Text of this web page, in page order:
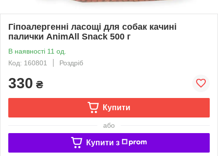
Гіпоалергенні ласощі для собак качині
палички AnimAll Snack 500 г
В наявності 11 од.
Код: 160801
Роздріб
330 ₴
Купити
або
Купити з